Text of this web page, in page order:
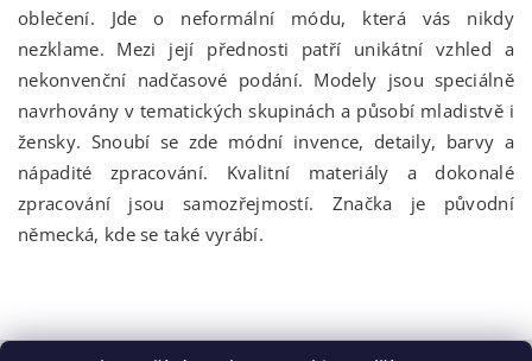
oblečení. Jde o neformální módu, která vás nikdy
nezklame. Mezi její přednosti patří unikátní vzhled a
nekonvenční nadčasové podání. Modely jsou speciálně
navrhovány v tematických skupinách a působí mladistvě i
žensky. Snoubí se zde módní invence, detaily, barvy a
nápadité zpracování. Kvalitní materiály a dokonalé
zpracování jsou samozřejmostí. Značka je původní
německá, kde se také vyrábí.